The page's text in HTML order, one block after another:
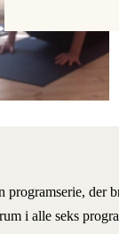
programserie, der
i alle seks